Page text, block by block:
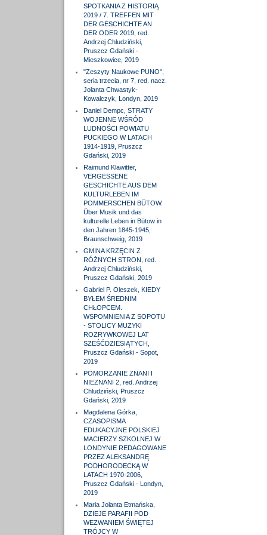
SPOTKANIA Z HISTORIĄ
2019 / 7. TREFFEN MIT
DER GESCHICHTE AN
DER ODER 2019, red.
Andrzej Chludziński,
Pruszcz Gdański -
Mieszkowice, 2019
"Zeszyty Naukowe PUNO",
seria trzecia, nr 7, red. nacz.
Jolanta Chwastyk-
Kowalczyk, Londyn, 2019
Daniel Dempc, STRATY
WOJENNE WŚRÓD
LUDNOŚCI POWIATU
PUCKIEGO W LATACH
1914-1919, Pruszcz
Gdański, 2019
Raimund Klawitter,
VERGESSENE
GESCHICHTE AUS DEM
KULTURLEBEN IM
POMMERSCHEN BÜTOW.
Über Musik und das
kulturelle Leben in Bütow in
den Jahren 1845-1945,
Braunschweig, 2019
GMINA KRZĘCIN Z
RÓŻNYCH STRON, red.
Andrzej Chludziński,
Pruszcz Gdański, 2019
Gabriel P. Oleszek, KIEDY
BYŁEM ŚREDNIM
CHŁOPCEM.
WSPOMNIENIA Z SOPOTU
- STOLICY MUZYKI
ROZRYWKOWEJ LAT
SZEŚĆDZIESIĄTYCH,
Pruszcz Gdański - Sopot,
2019
POMORZANIE ZNANI I
NIEZNANI 2, red. Andrzej
Chludziński, Pruszcz
Gdański, 2019
Magdalena Górka,
CZASOPISMA
EDUKACYJNE POLSKIEJ
MACIERZY SZKOLNEJ W
LONDYNIE REDAGOWANE
PRZEZ ALEKSANDRĘ
PODHORODECKĄ W
LATACH 1970-2006,
Pruszcz Gdański - Londyn,
2019
Maria Jolanta Etmańska,
DZIEJE PARAFII POD
WEZWANIEM ŚWIĘTEJ
TRÓJCY W